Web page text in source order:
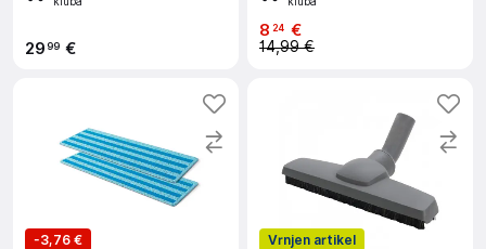
2999 €
8 24 €
14,99 €
-3,76 €
Vrnjen artikel